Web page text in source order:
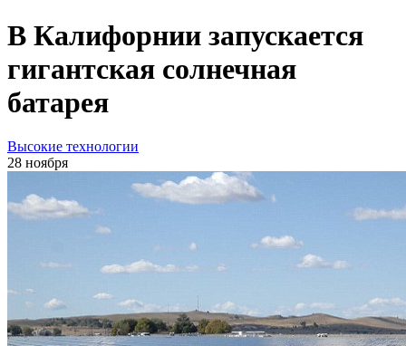
В Калифорнии запускается
гигантская солнечная
батарея
Высокие технологии
28 ноября